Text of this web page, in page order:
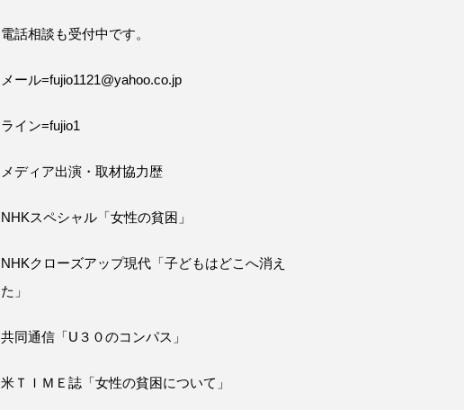
電話相談も受付中です。
メール=fujio1121@yahoo.co.jp
ライン=fujio1
メディア出演・取材協力歴
NHKスペシャル「女性の貧困」
NHKクローズアップ現代「子どもはどこへ消え
た」
共同通信「U３０のコンパス」
米ＴＩＭＥ誌「女性の貧困について」